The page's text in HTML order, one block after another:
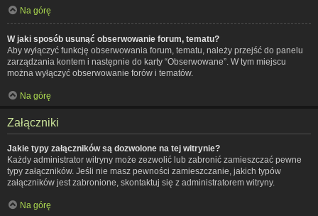
Na górę
W jaki sposób usunąć obserwowanie forum, tematu?
Aby wyłączyć funkcję obserwowania forum, tematu, należy przejść do panelu
zarządzania kontem i następnie do karty “Obserwowane”. W tym miejscu
można wyłączyć obserwowanie forów i tematów.
Na górę
Załączniki
Jakie typy załączników są dozwolone na tej witrynie?
Każdy administrator witryny może zezwolić lub zabronić zamieszczać pewne
typy załączników. Jeśli nie masz pewności zamieszczanie, jakich typów
załączników jest zabronione, skontaktuj się z administratorem witryny.
Na górę